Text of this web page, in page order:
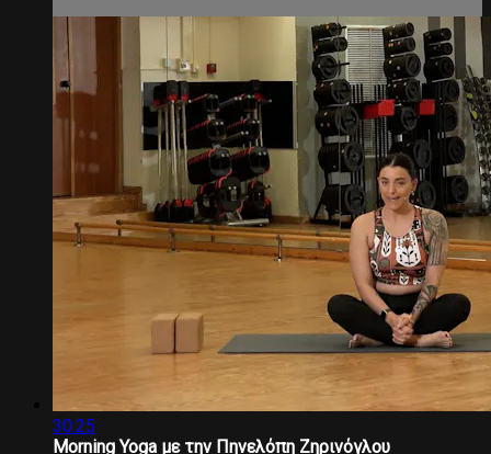
30:25
Morning Yoga με την Πηνελόπη Ζηρινόγλου